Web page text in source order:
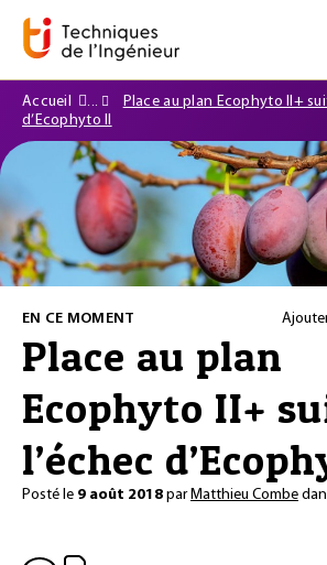
Accueil
Place au plan Ecophyto II+
d’Ecophyto II
EN CE MOMENT
Place au plan
Ecophyto II+
l’échec
Posté le 9 août 2018 parMatthieu Combe